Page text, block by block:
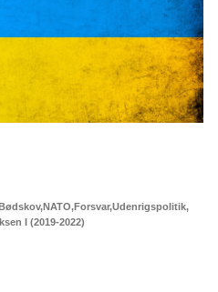
NATO Forsvar Udenrigspolitik
I (2019-2022)